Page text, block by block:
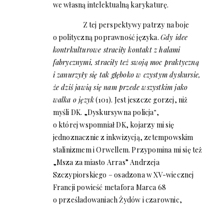
we własną intelektualną karykaturę.
Z tej perspektywy patrzy na boje
o polityczną poprawność języka. Gdy idee
kontrkulturowe straciły kontakt z halami
fabrycznymi, straciły też swoją moc praktyczną
i zanurzyły się tak głęboko w czystym dyskursie,
że dziś jawią się nam przede wszystkim jako
walka o język(101). Jest jeszcze gorzej, niż
myśli DK. „Dyskursywna policja‟,
o której wspomniał DK, kojarzy mi się
jednoznacznie z inkwizycją, zetempowskim
stalinizmem i Orwellem. Przypomina mi się też
„Msza za miasto Arras” Andrzeja
Szczypiorskiego – osadzona w XV-wiecznej
Francji powieść metafora Marca 68
o prześladowaniach Żydów i czarownic,